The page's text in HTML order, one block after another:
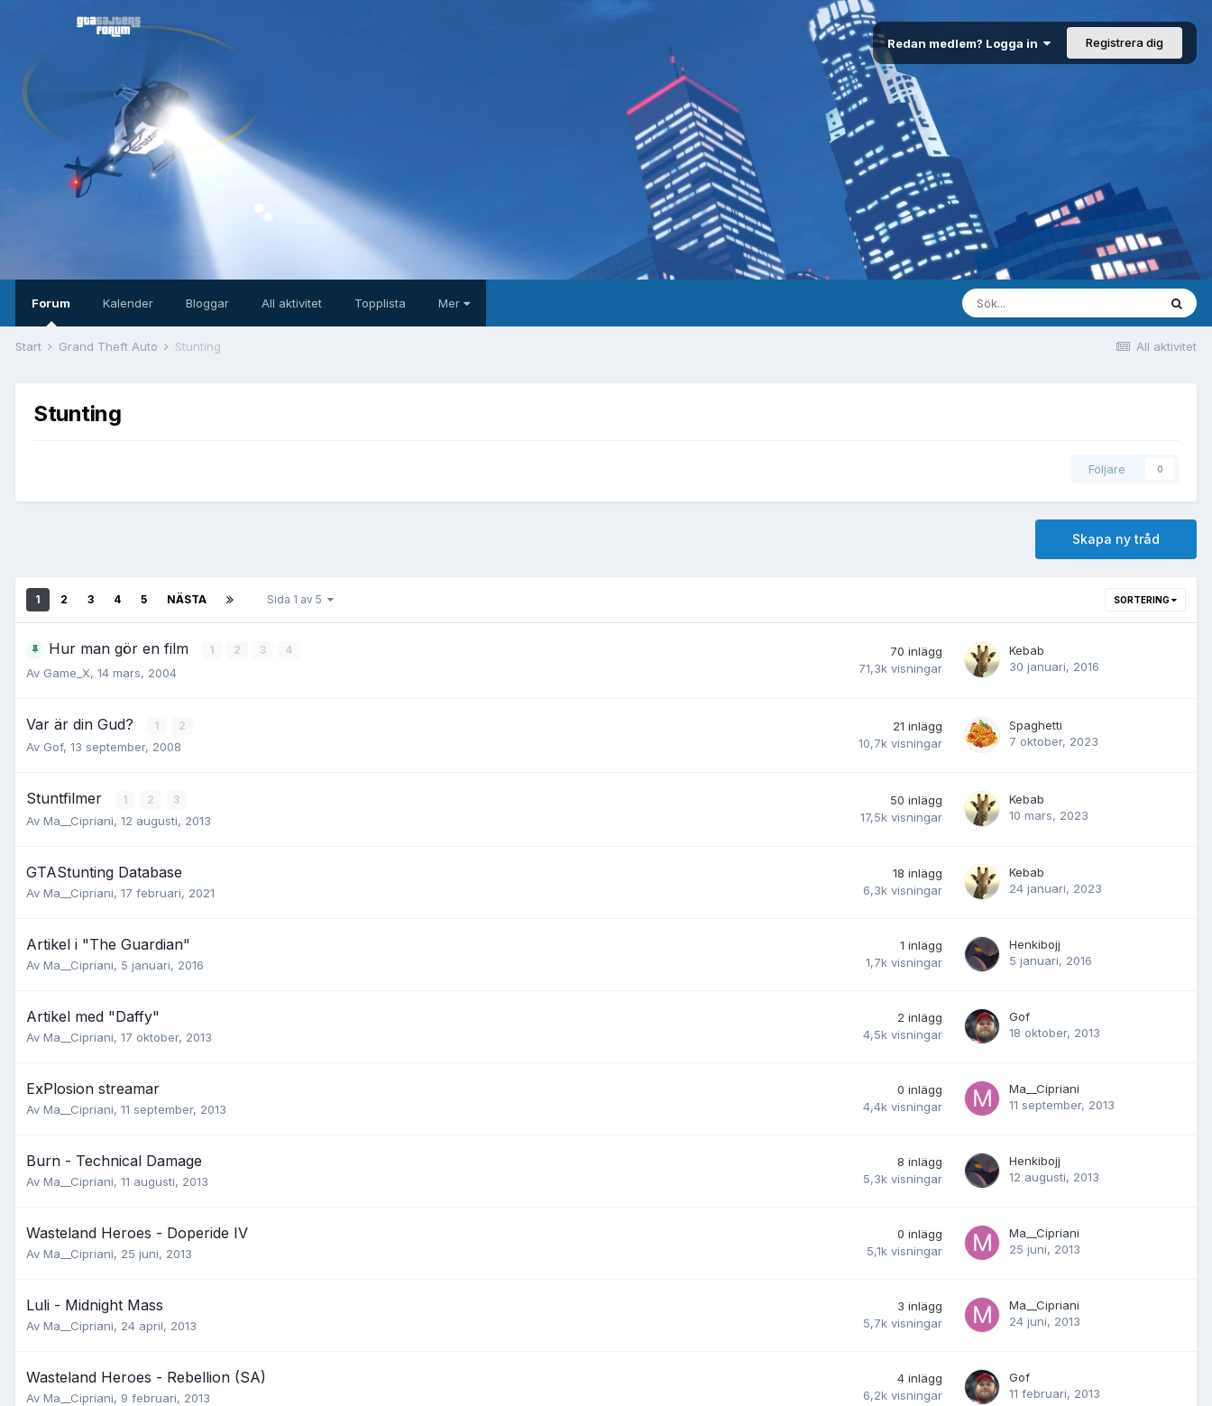
Redan medlem? Logga in Registrera dig
Forum Kalender Bloggar All aktivitet Topplista Mer
All aktivitet
Start Grand Theft Auto Stunting
Stunting
Följare 0
Skapa ny tråd
SORTERING
1 2 3 4 5 NÄSTA Sida 1 av 5
Hur man gör en film 1 2 3 4
Av Game_X, 14 mars, 2004
70 inlägg
71,3k visningar
Kebab
30 januari, 2016
Var är din Gud? 1 2
Av Gof, 13 september, 2008
21 inlägg
10,7k visningar
Spaghetti
7 oktober, 2023
Stuntfilmer 1 2 3
Av Ma__Cipriani, 12 augusti, 2013
50 inlägg
17,5k visningar
Kebab
10 mars, 2023
GTAStunting Database
Av Ma__Cipriani, 17 februari, 2021
18 inlägg
6,3k visningar
Kebab
24 januari, 2023
Artikel i "The Guardian"
Av Ma__Cipriani, 5 januari, 2016
1 inlägg
1,7k visningar
Henkibojj
5 januari, 2016
Artikel med "Daffy"
Av Ma__Cipriani, 17 oktober, 2013
2 inlägg
4,5k visningar
Gof
18 oktober, 2013
ExPlosion streamar
Av Ma__Cipriani, 11 september, 2013
0 inlägg
4,4k visningar
Ma__Cipriani
11 september, 2013
Burn - Technical Damage
Av Ma__Cipriani, 11 augusti, 2013
8 inlägg
5,3k visningar
Henkibojj
12 augusti, 2013
Wasteland Heroes - Doperide IV
Av Ma__Cipriani, 25 juni, 2013
0 inlägg
5,1k visningar
Ma__Cipriani
25 juni, 2013
Luli - Midnight Mass
Av Ma__Cipriani, 24 april, 2013
3 inlägg
5,7k visningar
Ma__Cipriani
24 juni, 2013
Wasteland Heroes - Rebellion (SA)
Av Ma__Cipriani, 9 februari, 2013
4 inlägg
6,2k visningar
Gof
11 februari, 2013